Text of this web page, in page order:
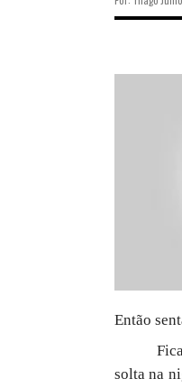
Então
solta na